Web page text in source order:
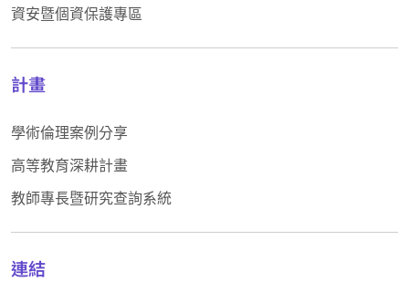
資安暨個資保護專區
計畫
學術倫理案例分享
高等教育深耕計畫
教師專長暨研究查詢系統
連結